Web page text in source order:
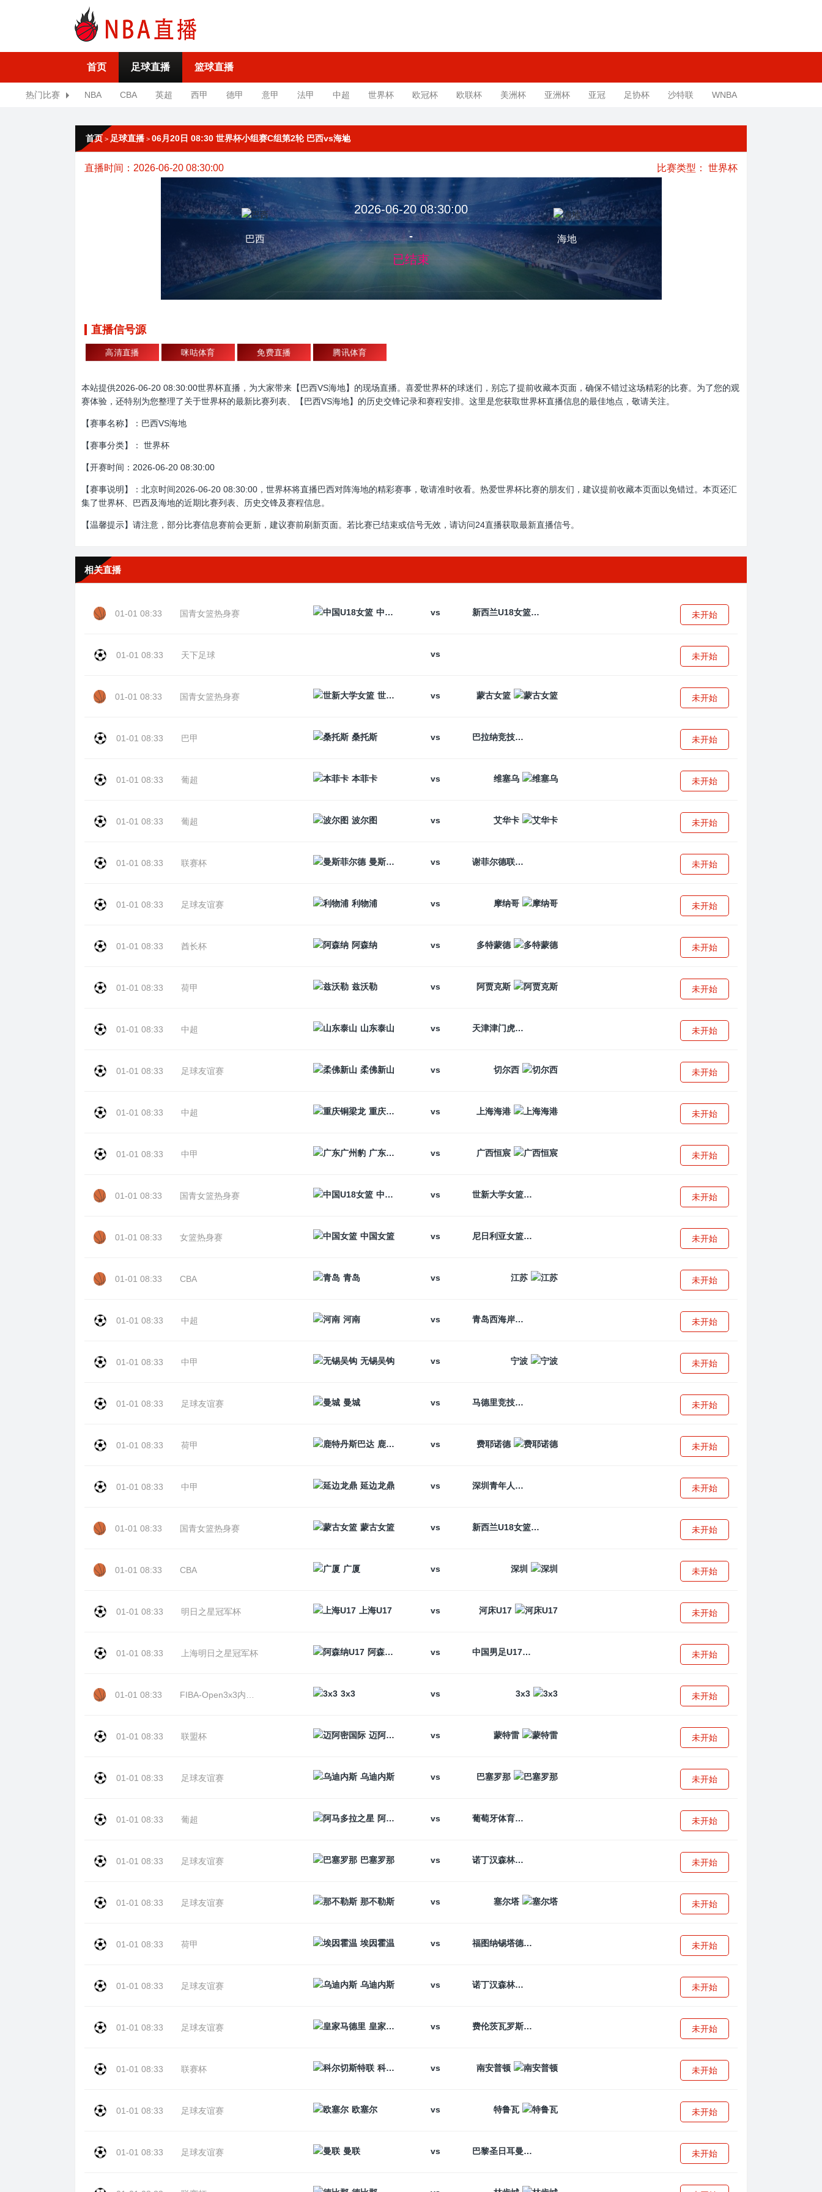
首页 足球直播 篮球直播
热门比赛 NBA CBA 英超 西甲 德甲 意甲 法甲 中超 世界杯 欧冠杯 欧联杯 美洲杯 亚洲杯 亚冠 足协杯 沙特联 WNBA
首页 > 足球直播 > 06月20日 08:30 世界杯小组赛C组第2轮 巴西vs海地
直播时间：2026-06-20 08:30:00 比赛类型： 世界杯
巴西
2026-06-20 08:30:00
-
已结束
海地
直播信号源
高清直播 咪咕体育 免费直播 腾讯体育
本站提供2026-06-20 08:30:00世界杯直播，为大家带来【巴西VS海地】的现场直播。喜爱世界杯的球迷们，别忘了提前收藏本页面，确保不错过这场精彩的比赛。为了您的观
赛体验，还特别为您整理了关于世界杯的最新比赛列表、【巴西VS海地】的历史交锋记录和赛程安排。这里是您获取世界杯直播信息的最佳地点，敬请关注。
【赛事名称】：巴西VS海地
【赛事分类】： 世界杯
【开赛时间：2026-06-20 08:30:00
【赛事说明】：北京时间2026-06-20 08:30:00，世界杯将直播巴西对阵海地的精彩赛事，敬请准时收看。热爱世界杯比赛的朋友们，建议提前收藏本页面以免错过。本页还汇
集了世界杯、巴西及海地的近期比赛列表、历史交锋及赛程信息。
【温馨提示】请注意，部分比赛信息赛前会更新，建议赛前刷新页面。若比赛已结束或信号无效，请访问24直播获取最新直播信号。
相关直播
01-01 08:33 国青女篮热身赛 中国U18女篮 vs 新西兰U18女篮 未开始
01-01 08:33 天下足球 vs 未开始
01-01 08:33 国青女篮热身赛 世新大学女篮 vs 蒙古女篮 未开始
01-01 08:33 巴甲 桑托斯 vs 巴拉纳竞技 未开始
01-01 08:33 葡超 本菲卡 vs 维塞乌 未开始
01-01 08:33 葡超 波尔图 vs 艾华卡 未开始
01-01 08:33 联赛杯 曼斯菲尔德 vs 谢菲尔德联 未开始
01-01 08:33 足球友谊赛 利物浦 vs 摩纳哥 未开始
01-01 08:33 酋长杯 阿森纳 vs 多特蒙德 未开始
01-01 08:33 荷甲 兹沃勒 vs 阿贾克斯 未开始
01-01 08:33 中超 山东泰山 vs 天津津门虎 未开始
01-01 08:33 足球友谊赛 柔佛新山 vs 切尔西 未开始
01-01 08:33 中超 重庆铜梁龙 vs 上海海港 未开始
01-01 08:33 中甲 广东广州豹 vs 广西恒宸 未开始
01-01 08:33 国青女篮热身赛 中国U18女篮 vs 世新大学女篮 未开始
01-01 08:33 女篮热身赛 中国女篮 vs 尼日利亚女篮 未开始
01-01 08:33 CBA 青岛 vs 江苏 未开始
01-01 08:33 中超 河南 vs 青岛西海岸 未开始
01-01 08:33 中甲 无锡吴钩 vs 宁波 未开始
01-01 08:33 足球友谊赛 曼城 vs 马德里竞技 未开始
01-01 08:33 荷甲 鹿特丹斯巴达 vs 费耶诺德 未开始
01-01 08:33 中甲 延边龙鼎 vs 深圳青年人 未开始
01-01 08:33 国青女篮热身赛 蒙古女篮 vs 新西兰U18女篮 未开始
01-01 08:33 CBA 广厦 vs 深圳 未开始
01-01 08:33 明日之星冠军杯 上海U17 vs 河床U17 未开始
01-01 08:33 上海明日之星冠军杯 阿森纳U17 vs 中国男足U17 未开始
01-01 08:33 3x3 vs 3x3 未开始
01-01 08:33 联盟杯 迈阿密国际 vs 蒙特雷 未开始
01-01 08:33 足球友谊赛 乌迪内斯 vs 巴塞罗那 未开始
01-01 08:33 葡超 阿马多拉之星 vs 葡萄牙体育 未开始
01-01 08:33 足球友谊赛 巴塞罗那 vs 诺丁汉森林 未开始
01-01 08:33 足球友谊赛 那不勒斯 vs 塞尔塔 未开始
01-01 08:33 荷甲 埃因霍温 vs 福图纳锡塔德 未开始
01-01 08:33 足球友谊赛 乌迪内斯 vs 诺丁汉森林 未开始
01-01 08:33 足球友谊赛 皇家马德里 vs 费伦茨瓦罗斯 未开始
01-01 08:33 联赛杯 科尔切斯特联 vs 南安普顿 未开始
01-01 08:33 足球友谊赛 欧塞尔 vs 特鲁瓦 未开始
01-01 08:33 足球友谊赛 曼联 vs 巴黎圣日耳曼 未开始